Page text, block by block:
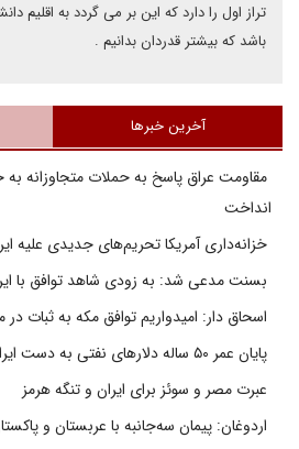
تراز اول را دارد که این بر می گردد به اقلیم
باشد که بیشتر قدردان بدانیم .
آخرین خبرها
مقاومت عراق پاسخ به حملات متجاوزانه
انداخت
خزانه‌داری آمریکا تحریم‌های جدیدی علیه
بسنت مدعی شد: به زودی شاهد توافق با
اسحاق دار: امیدواریم توافق مکه به ثبات
پایان عمر ۵۰ ساله دلارهای نفتی به دست ایران
عبرت مصر و سوئز برای ایران و تنگه هرمز
اردوغان: پیمان سه‌جانبه با عربستان و